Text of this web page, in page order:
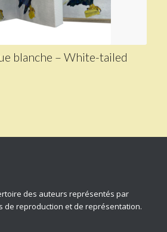
blanche – White-tailed
des auteurs représentés par
de reproduction et de représentation.